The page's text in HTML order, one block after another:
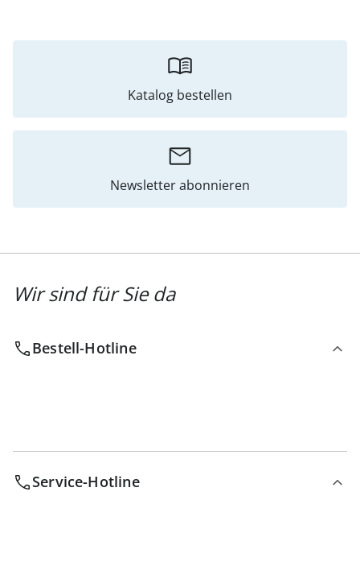
Katalog bestellen
Newsletter abonnieren
Wir sind für Sie da
Bestell-Hotline
Service-Hotline